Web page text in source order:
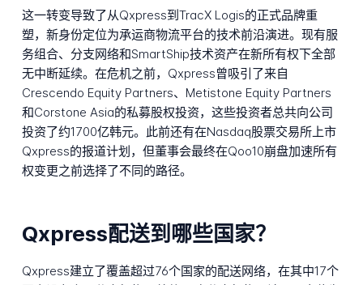
这一转变导致了从Qxpress到TracX Logis的正式品牌重
塑，新身份定位为承运商物流平台的技术前沿演进。现有服
务组合、分支网络和SmartShip技术资产在新所有权下全部
无中断延续。在危机之前，Qxpress曾吸引了来自
Crescendo Equity Partners、Metistone Equity Partners
和Corstone Asia的私募股权投资，这些投资者总共向公司
投资了约1700亿韩元。此前还有在Nasdaq股票交易所上市
Qxpress的报道计划，但董事会最终在Qoo10崩盘加速所有
权变更之前选择了不同的路径。
Qxpress配送到哪些国家？
Qxpress建立了覆盖超过76个国家的配送网络，在其中17个